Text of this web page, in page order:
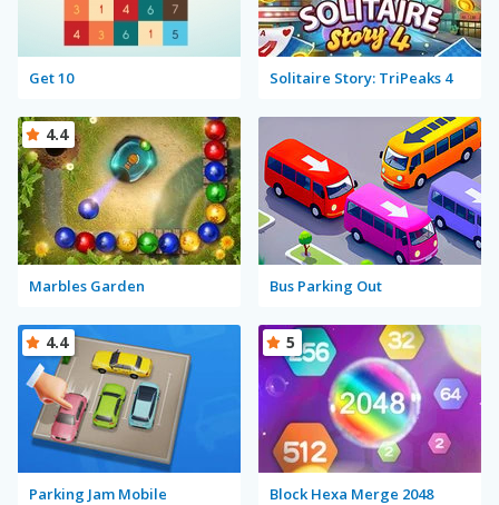
Get 10 Solitaire Story: TriPeaks 4
Marbles Garden
4.4
Bus Parking Out
Parking Jam Mobile
4.4
Block Hexa Merge 2048
5